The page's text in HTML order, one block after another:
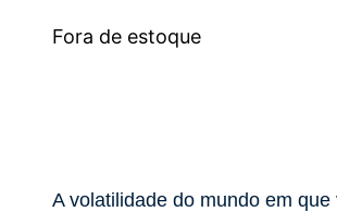
Fora de estoque
A volatilidade do mundo em que